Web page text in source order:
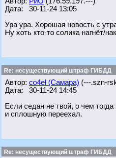
Дата: 30-11-24 13:05
Ура ура. Хорошая новость с
Ну хоть кто-то солика нагнёт/
Re: несуществующий штраф ГИБДД
Автор: co4el (Самара) (---.szn-
Дата: 30-11-24 14:45
Если седан не твой, о чем
и сплошную переехал.
Re: несуществующий штраф ГИБДД